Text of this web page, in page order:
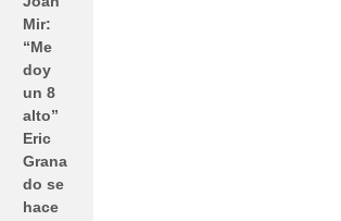
Mir:
“Me
doy
un 8
alto”
Eric
Grana
do se
hace